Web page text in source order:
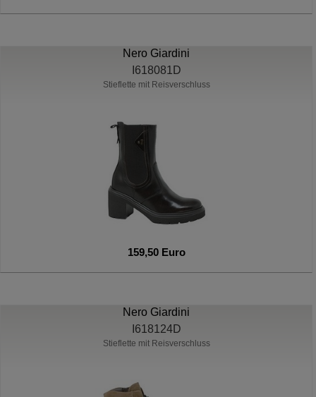
Nero Giardini
I618081D
Stieflette mit Reisverschluss
159,50 Euro
Nero Giardini
I618124D
Stieflette mit Reisverschluss